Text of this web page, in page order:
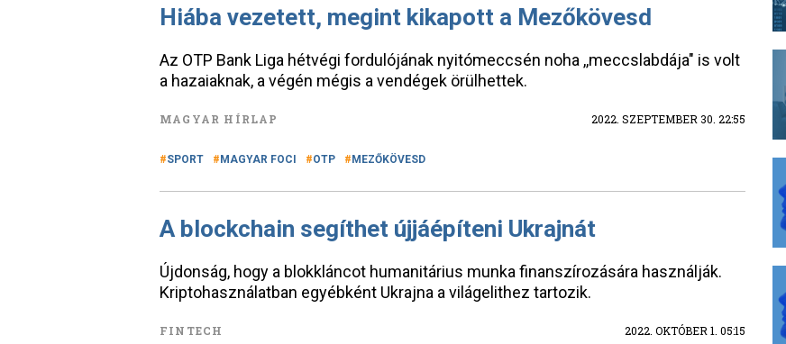
Hiába vezetett, megint kikapott a Mezőkövesd
Az OTP Bank Liga hétvégi fordulójának nyitómeccsén noha ,,meccslabdája" is volt
a hazaiaknak, a végén mégis a vendégek örülhettek.
MAGYAR HÍRLAP 2022. SZEPTEMBER 30. 22:55
SPORT MAGYAR FOCI OTP MEZŐKÖVESD
A blockchain segíthet újjáépíteni Ukrajnát
Újdonság, hogy a blokkláncot humanitárius munka finanszírozására használják.
Kriptohasználatban egyébként Ukrajna a világelithez tartozik.
FINTECH 2022. OKTÓBER 1. 05:15